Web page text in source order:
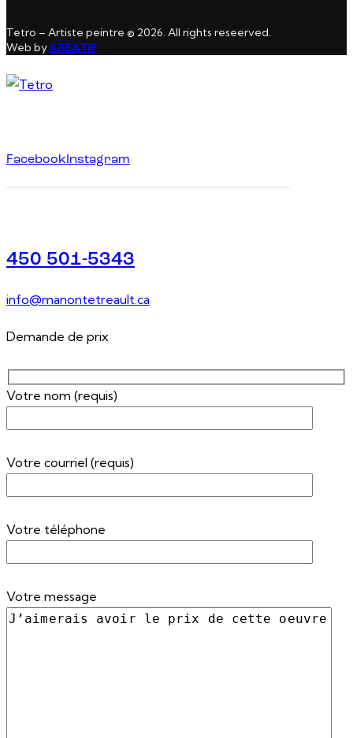
Tetro – Artiste peintre © 2026. All rights reseerved.
Web by KRÉATIF
FacebookInstagram
450 501-5343
info@manontetreault.ca
Demande de prix
Votre nom (requis)
Votre courriel (requis)
Votre téléphone
Votre message